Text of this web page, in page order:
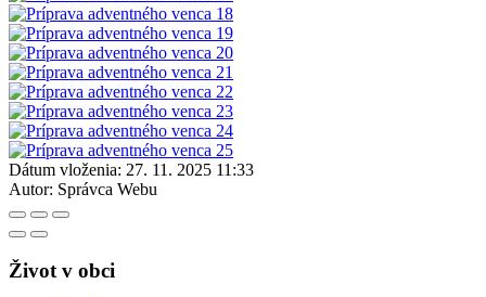
Dátum vloženia: 27. 11. 2025 11:33
Autor: Správca Webu
Život v obci